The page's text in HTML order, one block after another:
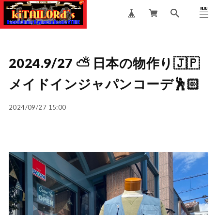
MENU
CLOSE
2024.9/27 ⛅️ 日本の物作り🇯🇵
メイドインジャパンコーデ🕺🏻
2024/09/27 15:00